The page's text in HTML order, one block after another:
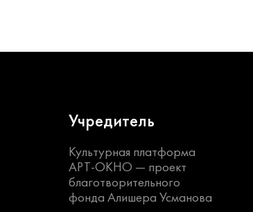
Учредитель
Культурная платформа
АРТ-ОКНО — проект
благотворительного
фонда Алишера Усманова